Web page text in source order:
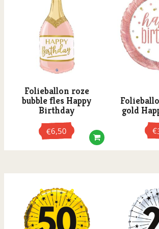
Folieballon roze
bubble fles Happy
Birthday
€6,50
gold
€